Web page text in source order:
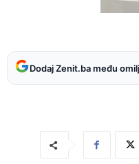
Dodaj Zenit.ba među